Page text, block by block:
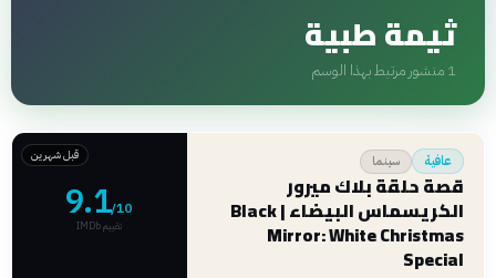
ثيمة طبية
1 منشور مرتبط بهذا الوسم
عافية سينما
قصة حلقة بلاك ميرور
الكريسماس البيضاء | Black
Mirror: White Christmas
Special
قبل شهرين
9.1/10
تقييم IMDb